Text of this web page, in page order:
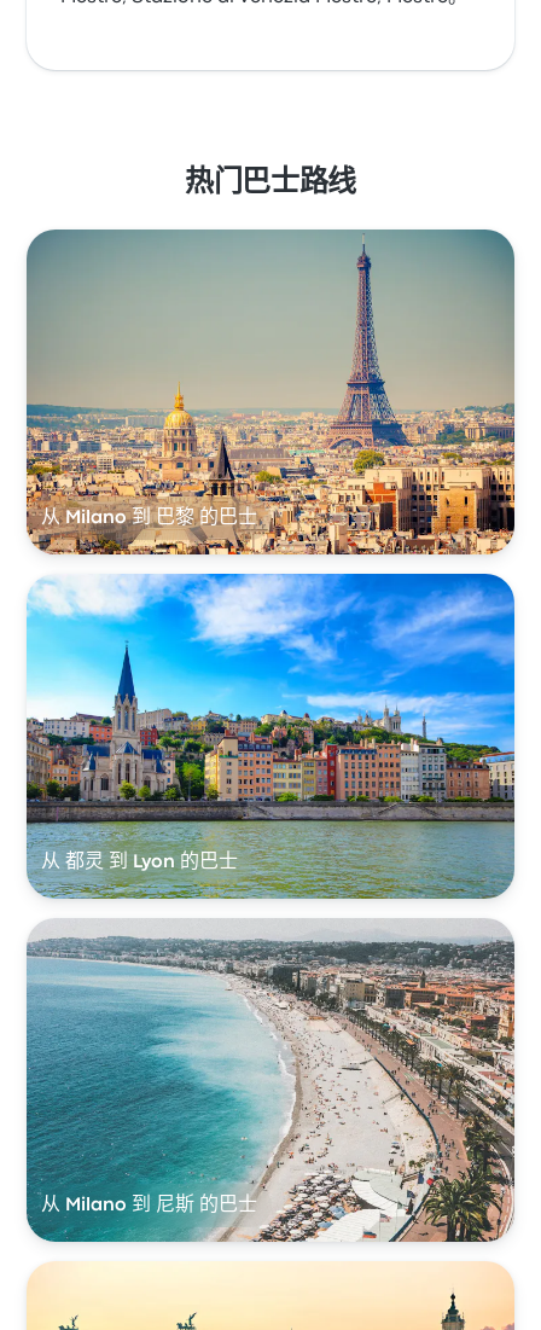
热门巴士路线
从 Milano 到 巴黎 的巴士
从 都灵 到 Lyon 的巴士
从 Milano 到 尼斯 的巴士